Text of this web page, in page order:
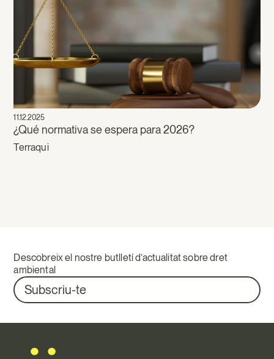
11.12.2025
¿Qué normativa se espera para 2026?
Terraqui
Descobreix el nostre butlletí d’actualitat sobre dret
ambiental
Subscriu-te